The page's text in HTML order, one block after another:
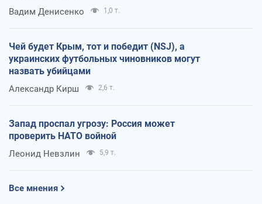
Вадим Денисенко 1,0 т.
Чей будет Крым, тот и победит (NSJ), а
украинских футбольных чиновников могут
назвать убийцами
Александр Кирш 2,6 т.
Запад проспал угрозу: Россия может
проверить НАТО войной
Леонид Невзлин 5,9 т.
Все мнения